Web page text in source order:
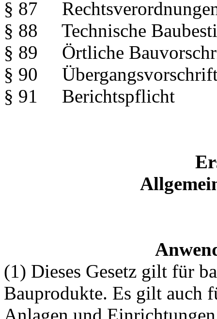
§ 87
§ 88 Technische
§ 89 Örtliche
§ 90
§ 91 Berichtspflicht
(1) Dieses Gesetz gilt für
Bauprodukte. Es gilt auch